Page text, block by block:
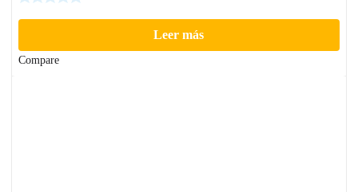
Leer más
Compare